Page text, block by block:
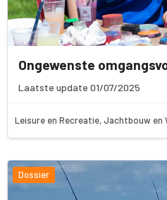
Ongewenste
Laatste update 01/07/2025
Leisure en Recreatie, Jachtbouw en
Dossier